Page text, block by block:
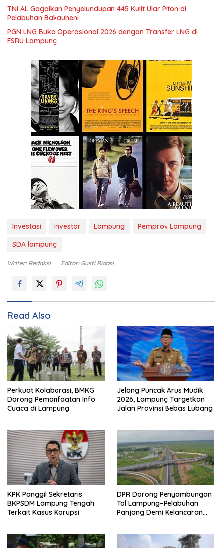
TNI AL Gagalkan Penyelundupan 445 Kulit Ular Piton di
Pelabuhan Bakauheni
PGN LNG Buka Operasional 2026 dengan Transfer LNG di
FSRU Lampung
Investasi investor Lampung
Pemprov Lampung
SDA lampung
Writer: Redaksi Editor: Gusti Ridani
Read Also
Perkuat Kolaborasi, BMKG
Dorong Pemanfaatan Info
Cuaca di Lampung
Jelang Puncak Arus Mudik
2026, Lampung Targetkan
Jalan Provinsi Bebas Lubang
KPK Panggil Sekretaris
BKPSDM Lampung Tengah
Terkait Kasus Korupsi
DPR Dorong Penyambungan
Tol Lampung–Pelabuhan
Panjang Demi Kelancaran